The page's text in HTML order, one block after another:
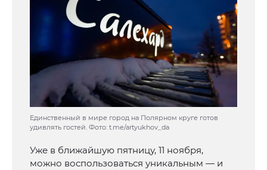
Единственный в мире город на Полярном круге готов
удивлять гостей. Фото: t.me/artyukhov_da
Уже в ближайшую пятницу, 11 ноября,
можно воспользоваться уникальным — и